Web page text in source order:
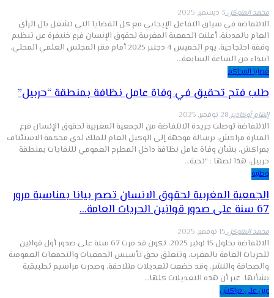
محمد المتوكل3 ديسمبر, 2025
الانتفاضة في سياق التفاعل الإيجابي مع كل القضايا التي تشغل بال الرأي
العام بالمدينة، أعلنت الجمعية المغربية لحقوق الإنسان فرع خنيفرة عن تنظيم
وقفة احتجاجية، يوم الخميس 4 دجنبر 2025 أمام مقر المجلس العلمي المحلي،
ابتداء من الساعة السابعة…
قضايا المحاكم
طلب فتح تحقيق في وفاة عامل نظافة بمنطقة “حربيل”
إلهام أوكادير28 نوفمبر, 2025
الانتفاضة توصلت جريدة الانتفاضة من الجمعية المغربية لحقوق الإنسان فرع
المنارة مراكش، برسالة موجهة إلى الوكيل العام للملك لدى محكمة الاستئناف
بمراكش، بشأن وفاة عامل نظافة داخل المطرح العمومي للنفايات بمنطقة
حربيل، هذا نصها : "تحية…
وطنية
الجمعية المغربية لحقوق الانسان تصدر بيانا بمناسبة مرور
67 سنة على صدور قوانين الحريات العامة…
محمد المتوكل15 نوفمبر, 2025
الانتفاضة بحلول 15 نونبر 2025، تكون قد مرت 67 سنة على صدور أول قوانين
للحريات العامة بالمغرب، وتتعلق بحق تأسيس الجمعيات والتجمعات العمومية
والصحافة والنشر، وقد خضعت لتعديلات متلاحقة، وصدرت مراسيم تطبيقية
بشأنها. غير أن هذه التعديلات كلها…
عين على مراكش